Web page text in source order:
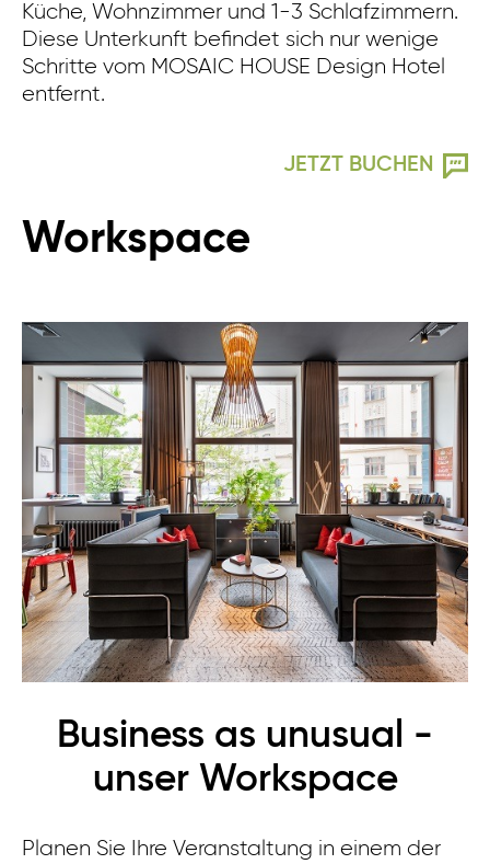
Küche, Wohnzimmer und 1-3 Schlafzimmern.
Diese Unterkunft befindet sich nur wenige
Schritte vom MOSAIC HOUSE Design Hotel
entfernt.
JETZT BUCHEN
Workspace
Business as unusual -
unser Workspace
Planen Sie Ihre Veranstaltung in einem der